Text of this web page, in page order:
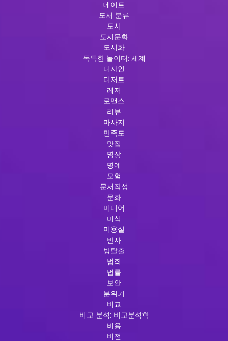
데이트
도서 분류
도시
도시문화
도시화
독특한 놀이터: 세계
디자인
디저트
레저
로맨스
리뷰
마사지
만족도
맛집
명상
명예
모험
문서작성
문화
미디어
미식
미용실
반사
방탈출
범죄
법률
보안
분위기
비교
비교 분석: 비교분석학
비용
비전